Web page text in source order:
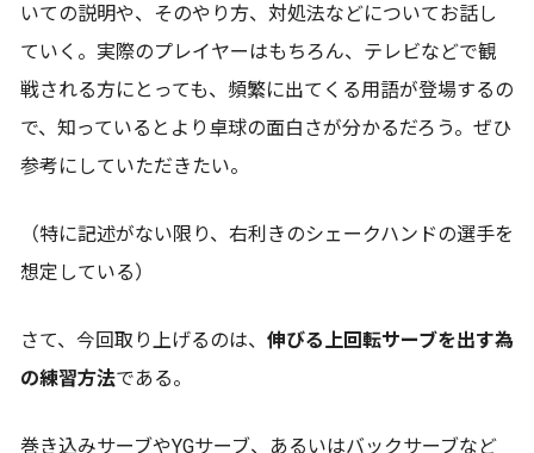
いての説明や、そのやり方、対処法などについてお話し
ていく。実際のプレイヤーはもちろん、テレビなどで観
戦される方にとっても、頻繁に出てくる用語が登場するの
で、知っているとより卓球の面白さが分かるだろう。ぜひ
参考にしていただきたい。
（特に記述がない限り、右利きのシェークハンドの選手を
想定している）
さて、今回取り上げるのは、 伸びる上回転サーブを出す為
の練習方法である。
巻き込みサーブやYGサーブ、あるいはバックサーブなど